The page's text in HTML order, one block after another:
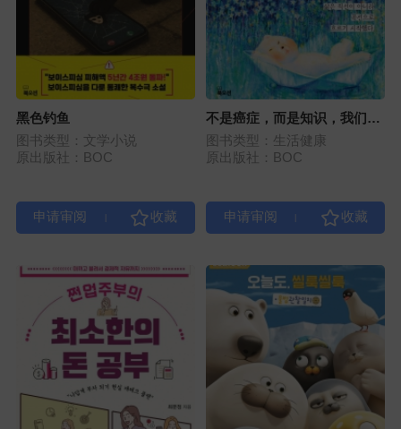
黑色钓鱼
图书类型：文学小说
原出版社：BOC
不是癌症，而是知识，我们选
择了希望
图书类型：生活健康
原出版社：BOC